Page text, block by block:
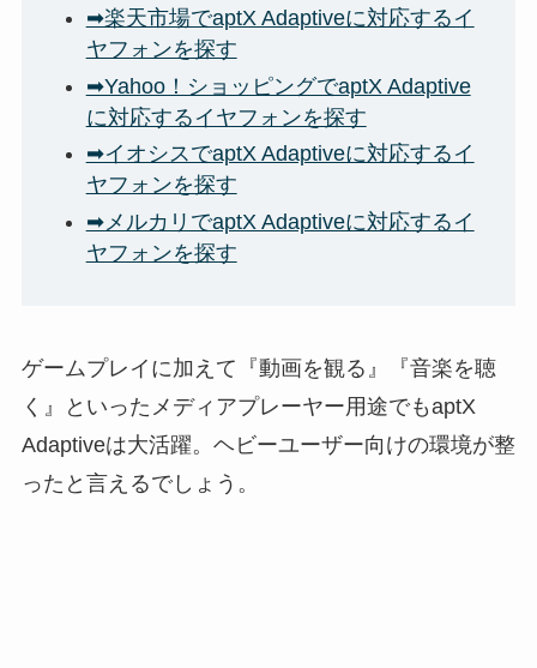
➡楽天市場でaptX Adaptiveに対応するイ
ヤフォンを探す
➡Yahoo！ショッピングでaptX Adaptive
に対応するイヤフォンを探す
➡イオシスでaptX Adaptiveに対応するイ
ヤフォンを探す
➡メルカリでaptX Adaptiveに対応するイ
ヤフォンを探す
ゲームプレイに加えて『動画を観る』『音楽を聴
く』といったメディアプレーヤー用途でもaptX
Adaptiveは大活躍。ヘビーユーザー向けの環境が整
ったと言えるでしょう。